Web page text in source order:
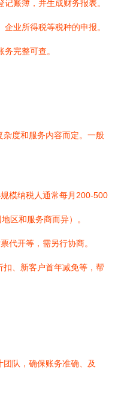
账簿，并生成财务报表。
业所得税等税种的申报。
完整可查。
度和服务内容而定。一般
模纳税人通常每月200-500
区和服务商而异）。
代开等，需另行协商。
、新客户首年减免等，帮
队，确保账务准确、及